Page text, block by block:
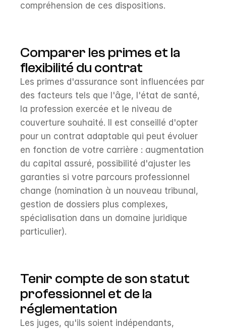
compréhension de ces dispositions.
Comparer les primes et la
flexibilité du contrat
Les primes d'assurance sont influencées par
des facteurs tels que l'âge, l'état de santé,
la profession exercée et le niveau de
couverture souhaité. Il est conseillé d'opter
pour un contrat adaptable qui peut évoluer
en fonction de votre carrière : augmentation
du capital assuré, possibilité d'ajuster les
garanties si votre parcours professionnel
change (nomination à un nouveau tribunal,
gestion de dossiers plus complexes,
spécialisation dans un domaine juridique
particulier).
Tenir compte de son statut
professionnel et de la
réglementation
Les juges, qu'ils soient indépendants,